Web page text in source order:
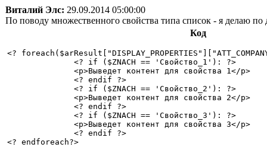
Виталий Элс: 29.09.2014 05:00:00
По поводу множественного свойства типа список - я делаю по
Код
<?
<? if ($ZNACH == 'Свойство_1'): ?>
<p>Выведет контент для свойства 1</p>
<? endif ?>
<? if ($ZNACH == 'Свойство_2'): ?>
<p>Выведет контент для свойства 2</p>
<? endif ?>
<? if ($ZNACH == 'Свойство_3'): ?>
<p>Выведет контент для свойства 3</p>
<? endif ?>
<? endforeach?>